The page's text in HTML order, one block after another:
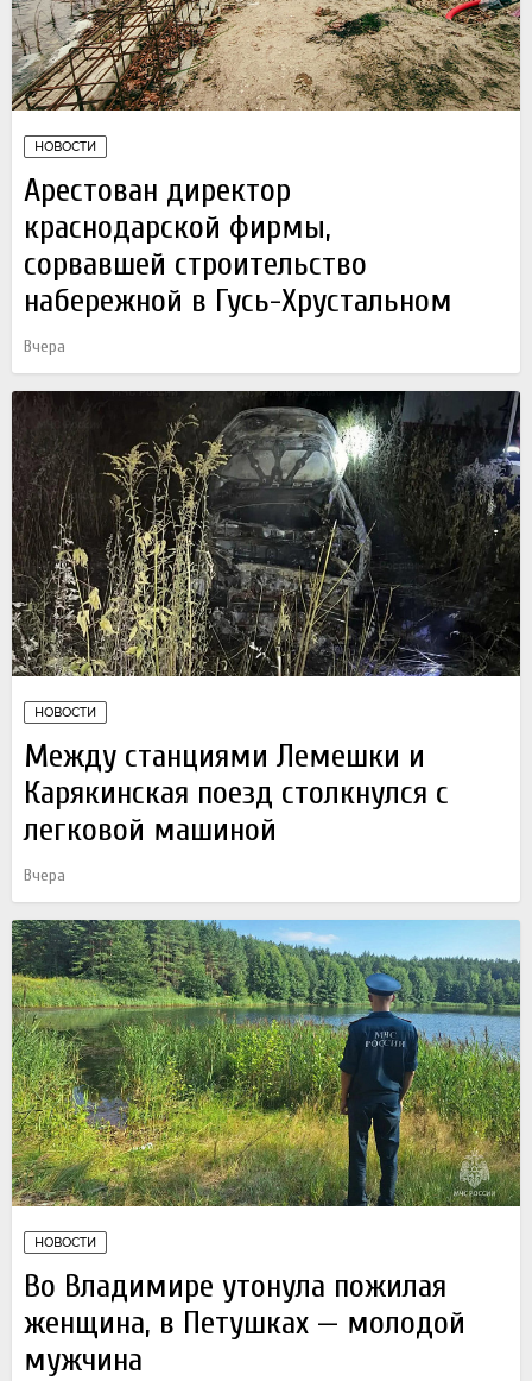
НОВОСТИ
Арестован директор
краснодарской фирмы,
сорвавшей строительство
набережной в Гусь-Хрустальном
Вчера
НОВОСТИ
Между станциями Лемешки и
Карякинская поезд столкнулся с
легковой машиной
Вчера
НОВОСТИ
Во Владимире утонула пожилая
женщина, в Петушках — молодой
мужчина